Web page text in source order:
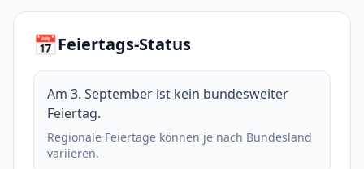
📅Feiertags-Status
Am 3. September ist kein bundesweiter
Feiertag.
Regionale Feiertage können je nach Bundesland
variieren.